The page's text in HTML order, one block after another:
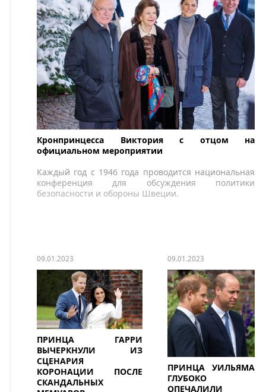
Кронпринцесса Виктория с отцом на
официальном мероприятии
Каждый год с 1946 года проводится национальная
конференция для обсуждения политики
безопасности и обороны Швеции.
09.01.2023
ПРИНЦА ГАРРИ
ВЫЧЕРКНУЛИ ИЗ
СЦЕНАРИЯ
КОРОНАЦИИ ПОСЛЕ
СКАНДАЛЬНЫХ
09.01.2023
ПРИНЦА УИЛЬЯМА
ГЛУБОКО
ОПЕЧАЛИЛИ